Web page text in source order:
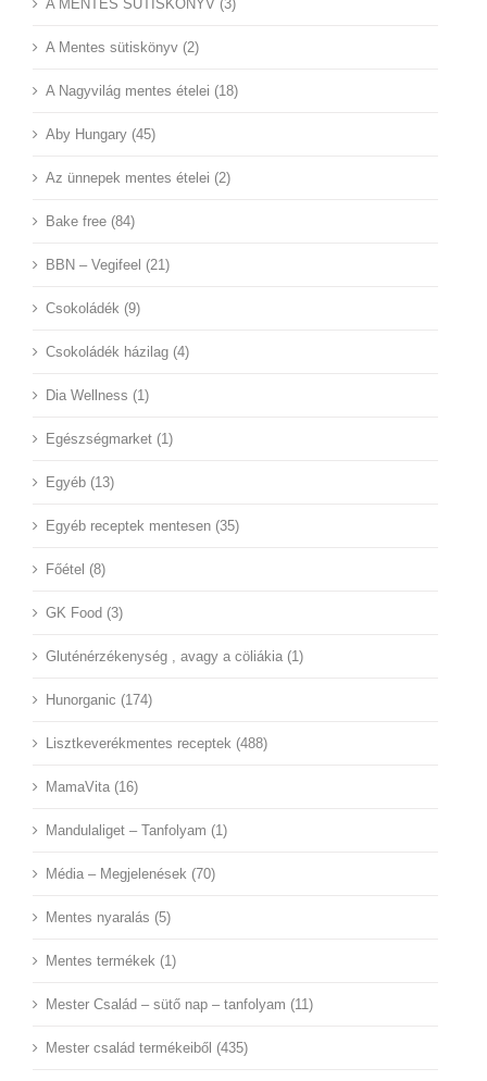
A MENTES SÜTISKÖNYV (3)
A Mentes sütiskönyv (2)
A Nagyvilág mentes ételei (18)
Aby Hungary (45)
Az ünnepek mentes ételei (2)
Bake free (84)
BBN – Vegifeel (21)
Csokoládék (9)
Csokoládék házilag (4)
Dia Wellness (1)
Egészségmarket (1)
Egyéb (13)
Egyéb receptek mentesen (35)
Főétel (8)
GK Food (3)
Gluténérzékenység , avagy a cöliákia (1)
Hunorganic (174)
Lisztkeverékmentes receptek (488)
MamaVita (16)
Mandulaliget – Tanfolyam (1)
Média – Megjelenések (70)
Mentes nyaralás (5)
Mentes termékek (1)
Mester Család – sütő nap – tanfolyam (11)
Mester család termékeiből (435)